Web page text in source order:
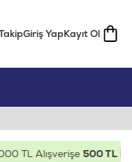
Giriş YapKayıt Ol
Alışverişe500 TLİndirim